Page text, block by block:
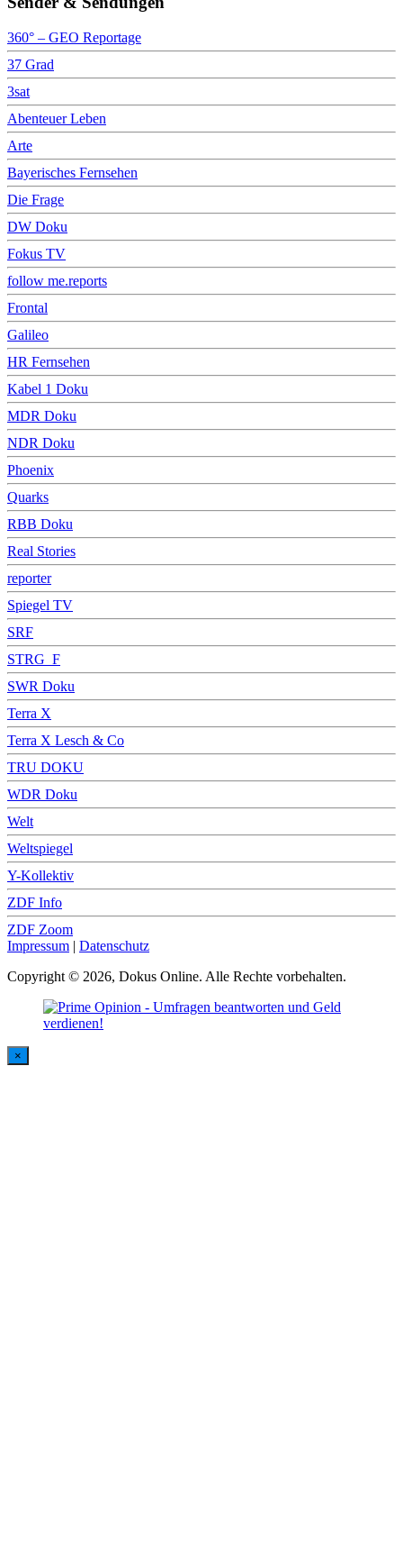
360° – GEO Reportage
37 Grad
3sat
Abenteuer Leben
Arte
Bayerisches Fernsehen
Die Frage
DW Doku
Fokus TV
follow me.reports
Frontal
Galileo
HR Fernsehen
Kabel 1 Doku
MDR Doku
NDR Doku
Phoenix
Quarks
RBB Doku
Real Stories
reporter
Spiegel TV
SRF
STRG_F
SWR Doku
Terra X
Terra X Lesch & Co
TRU DOKU
WDR Doku
Welt
Weltspiegel
Y-Kollektiv
ZDF Info
ZDF Zoom
Impressum | Datenschutz
Copyright © 2026, Dokus Online. Alle Rechte vorbehalten.
×